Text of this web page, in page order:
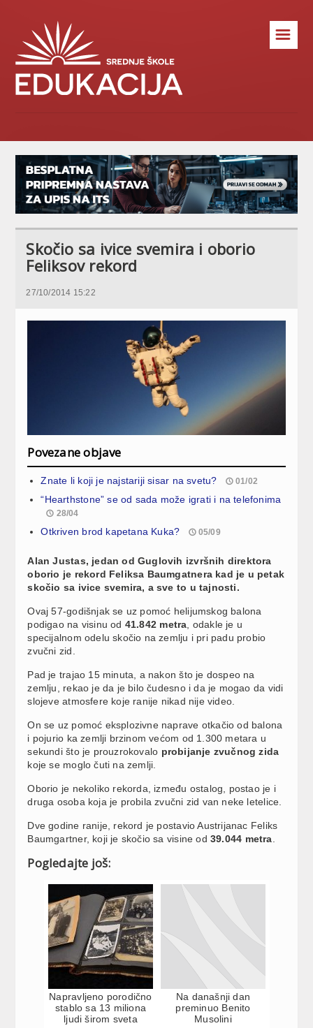
☰
Skočio sa ivice svemira i oborio
Feliksov rekord
27/10/2014 15:22
Povezane objave
Znate li koji je najstariji sisar na svetu? 01/02
“Hearthstone” se od sada može igrati i na telefonima
28/04
Otkriven brod kapetana Kuka? 05/09
Alan Justas, jedan od Guglovih izvršnih direktora
oborio je rekord Feliksa Baumgatnera kad je u petak
skočio sa ivice svemira, a sve to u tajnosti.
Ovaj 57-godišnjak se uz pomoć helijumskog balona
podigao na visinu od 41.842 metra , odakle je u
specijalnom odelu skočio na zemlju i pri padu probio
zvučni zid.
Pad je trajao 15 minuta, a nakon što je dospeo na
zemlju, rekao je da je bilo čudesno i da je mogao da vidi
slojeve atmosfere koje ranije nikad nije video.
On se uz pomoć eksplozivne naprave otkačio od balona
i pojurio ka zemlji brzinom većom od 1.300 metara u
sekundi što je prouzrokovalo probijanje zvučnog zida
koje se moglo čuti na zemlji.
Oborio je nekoliko rekorda, između ostalog, postao je i
druga osoba koja je probila zvučni zid van neke letelice.
Dve godine ranije, rekord je postavio Austrijanac Feliks
Baumgartner, koji je skočio sa visine od39.044 metra
Pogledajte još:
Napravljeno porodično
stablo sa 13 miliona
ljudi širom sveta
Na današnji dan
preminuo Benito
Musolini